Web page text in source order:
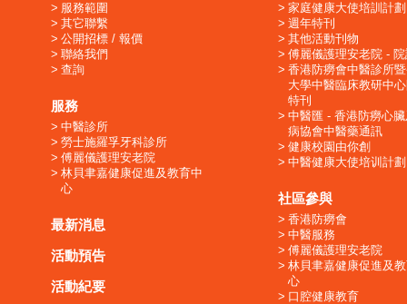
服務範圍
其它聯繫
公開招標 / 報價
聯絡我們
查詢
服務
中醫診所
勞士施羅孚牙科診所
傅麗儀護理安老院
林貝聿嘉健康促進及教育中
心
最新消息
活動預告
活動紀要
家庭健康大使培訓計劃
週年特刊
其他活動刊物
傅麗儀護理安老院 -
香港防癆會中醫診所
大學中醫臨床教研中
特刊
中醫匯 - 香港防癆心
病協會中醫藥通訊
健康校園由你創
中醫健康大使培训計劃
社區參與
香港防癆會
中醫服務
傅麗儀護理安老院
林貝聿嘉健康促進及
心
口腔健康教育